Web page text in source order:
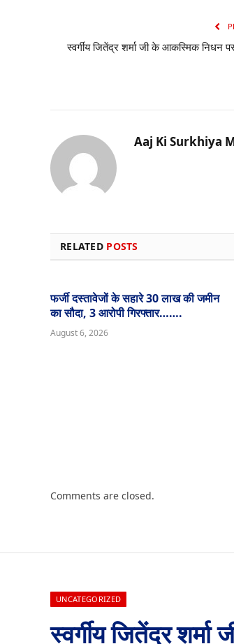
स्वर्गीय जितेंद्र शर्मा जी के आकस्मिक निधन
Aaj Ki Surkhiya
RELATED POSTS
फर्जी दस्तावेजों के सहारे 30 लाख की जमीन
का सौदा, 3 आरोपी गिरफ्तार…….
August 6, 2026
Comments are closed.
UNCATEGORIZED
स्वर्गीय जितेंद्र